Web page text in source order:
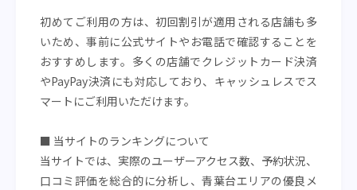
初めてご利用の方は、初回割引が適用される店舗も多
いため、事前に公式サイトやお電話で確認することを
おすすめします。多くの店舗でクレジットカード決済
やPayPay決済にも対応しており、キャッシュレスでス
マートにご利用いただけます。
■ 当サイトのランキングについて
当サイトでは、実際のユーザーアクセス数、予約状況、
口コミ評価を総合的に分析し、青葉台エリアの優良メ